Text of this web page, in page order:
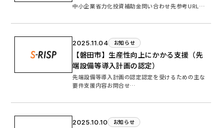
中小企業省力化投資補助金問い合わせ先参考URL…
2025.11.04 お知らせ
【磐田市】生産性向上にかかる支援（先
端設備等導入計画の認定）
先端設備等導入計画の認定認定を受けるための主な
要件支援内容お問合せ…
2025.10.10 お知らせ